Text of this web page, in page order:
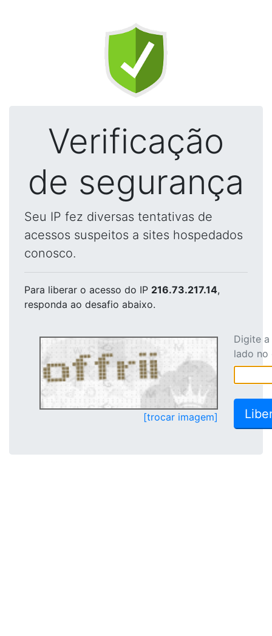
Verificação
de segurança
Seu IP fez diversas tentativas de
acessos suspeitos a sites hospedados
conosco.
Para liberar o acesso do IP 216.73.217.14,
responda ao desafio abaixo.
[trocar imagem]
Digite
lado no